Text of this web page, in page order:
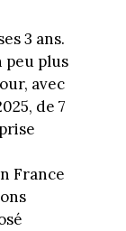
3 ans.
peu plus
avec
de 7
France